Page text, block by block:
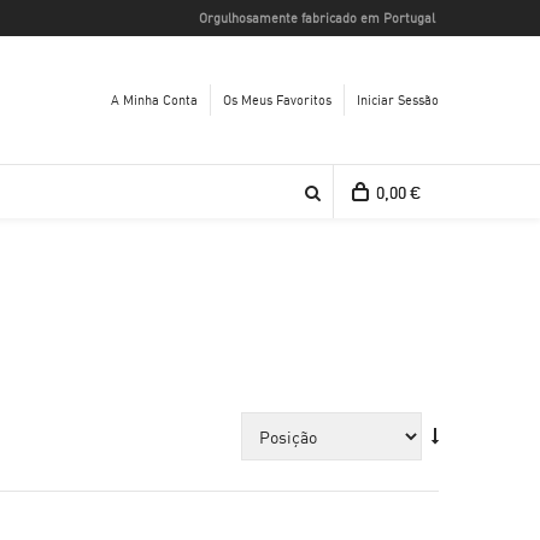
Orgulhosamente fabricado em Portugal
A Minha Conta Os Meus Favoritos Iniciar Sessão
0,00 €